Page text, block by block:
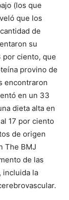
(los que
que los
de
su
por ciento, que
provino de
encontraron
en un 33
dieta alta en
17 por ciento
de origen
The BMJ
de las
incluida la